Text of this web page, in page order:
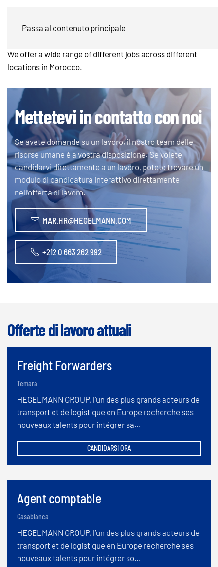
Passa al contenuto principale
Offerte di lavoro in Morocco
We offer a wide range of different jobs across different
locations in Morocco.
Mettetevi in contatto con noi
Se avete domande su un lavoro, il nostro team delle
risorse umane è a vostra disposizione. Se volete
candidarvi direttamente a un lavoro, potete trovare un
modulo di candidatura interattivo direttamente
nell’offerta di lavoro.
MAR.HR@HEGELMANN.COM
+212 0 663 262 992
Offerte di lavoro attuali
Freight Forwarders
Temara
HEGELMANN GROUP, l’un des plus grands acteurs de
transport et de logistique en Europe recherche ses
nouveaux talents pour intégrer sa…
CANDIDARSI ORA
Agent comptable
Casablanca
HEGELMANN GROUP, l’un des plus grands acteurs de
transport et de logistique en Europe recherche ses
nouveaux talents pour intégrer so…